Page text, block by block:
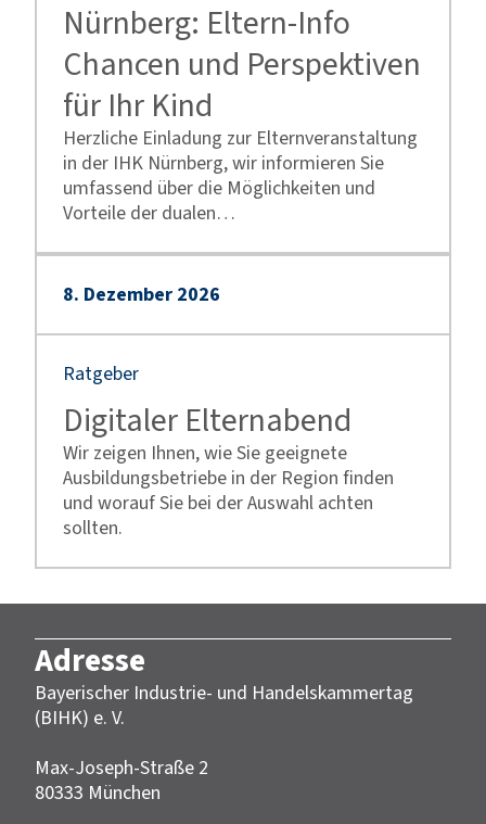
Nürnberg: Eltern-Info
Chancen und Perspektiven
für Ihr Kind
Herzliche Einladung zur Elternveranstaltung
in der IHK Nürnberg, wir informieren Sie
umfassend über die Möglichkeiten und
Vorteile der dualen…
8. Dezember 2026
Ratgeber
Digitaler Elternabend
Wir zeigen Ihnen, wie Sie geeignete
Ausbildungsbetriebe in der Region finden
und worauf Sie bei der Auswahl achten
sollten.
Adresse
Bayerischer Industrie- und Handelskammertag
(BIHK) e. V.
Max-Joseph-Straße 2
80333 München